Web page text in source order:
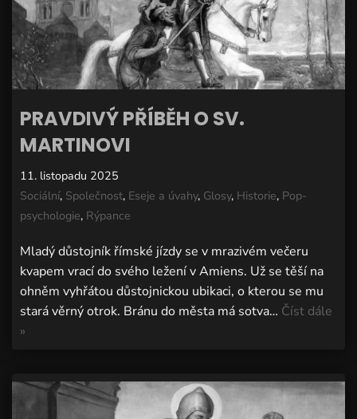
PRAVDIVÝ PŘÍBĚH O SV.
MARTINOVI
11. listopadu 2025
Sociální, Společnost, Eseje a úvahy, Glosy, Historie, Pop-
psychologie, Rýpance
Mladý důstojník římské jízdy se v mrazivém večeru
kvapem vrací do svého ležení v Amiens. Už se těší na
ohněm vyhřátou důstojnickou ubikaci, o kterou se mu
stará věrný otrok. Bránu do města má sotva… Číst dále
»